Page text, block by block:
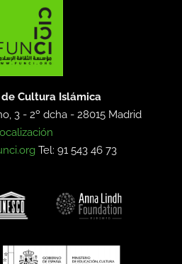
Cultura Islámica
3 - 2º dcha -28015 Madrid
Tel: 91 543 46 73